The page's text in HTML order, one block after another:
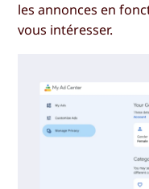
les annonces en
vous intéresser.